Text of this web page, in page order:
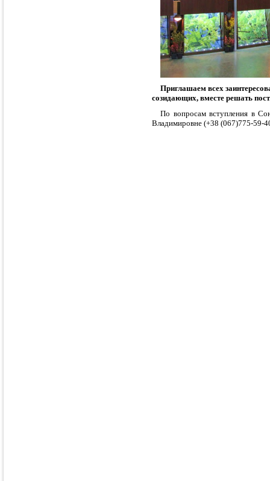
Приглашаем всех
созидающих, вместе решать
По вопросам вступления в
Владимировне (+38 (067)775-59-